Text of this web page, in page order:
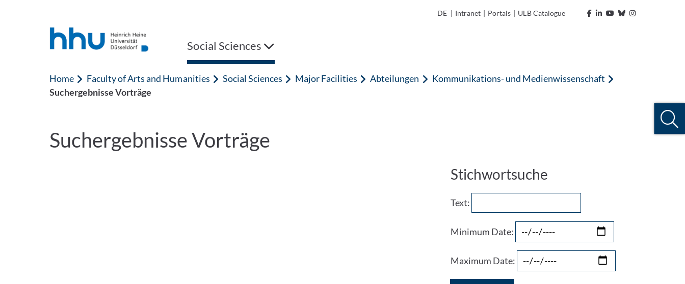
DE | Intranet | Portals | ULB Catalogue
Social Sciences
Home Faculty of Arts and Humanities Social Sciences Major Facilities Abteilungen
Kommunikations- und Medienwissenschaft
Suchergebnisse Vorträge
Suchergebnisse Vorträge
Stichwortsuche
Text:
Minimum Date:
Maximum Date: